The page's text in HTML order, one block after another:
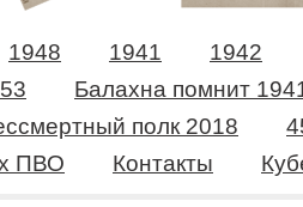
1948 1941
1942
Балахна помнит
полк 2018
ПВО
Контакты